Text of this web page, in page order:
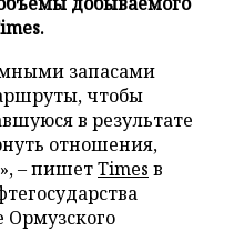
запасами
чтобы
в результате
отношения,
– пишетTimes в
Ормузского